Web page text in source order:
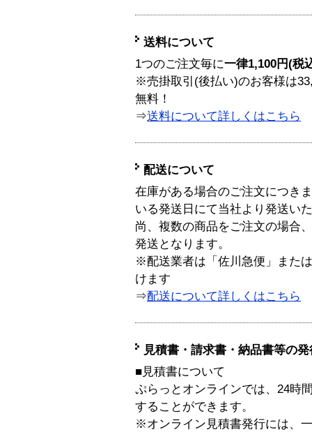
送料について
1つのご注文毎に一律1,100円(税
※売掛取引(後払い)のお客様は
無料！
⇒送料について詳しくはこちら
配送について
在庫がある場合のご注文につき
いる発送日にて当社より発送い
尚、複数の商品をご注文の場合
発送となります。
※配送業者は「佐川急便」また
けます
⇒配送について詳しくはこちら
見積書・請求書・納品書等の
■見積書について
ぷらっとオンラインでは、24時
することができます。
※オンライン見積書発行には、